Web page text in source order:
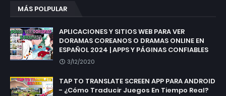
MÁS POLPULAR
APLICACIONES Y SITIOS WEB PARA VER
DORAMAS COREANOS O DRAMAS ONLINE EN
ESPAÑOL 2024 | APPS Y PÁGINAS CONFIABLES
3/12/2020
TAP TO TRANSLATE SCREEN APP PARA ANDROID
- ¿Cómo Traducir Juegos En Tiempo Real?